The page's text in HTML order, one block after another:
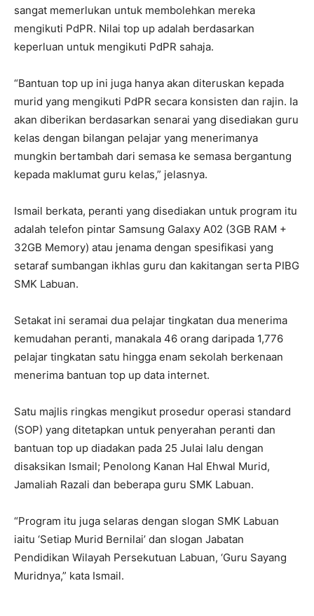
sangat memerlukan untuk membolehkan mereka
mengikuti PdPR. Nilai top up adalah berdasarkan
keperluan untuk mengikuti PdPR sahaja.
“Bantuan top up ini juga hanya akan diteruskan kepada
murid yang mengikuti PdPR secara konsisten dan rajin. Ia
akan diberikan berdasarkan senarai yang disediakan guru
kelas dengan bilangan pelajar yang menerimanya
mungkin bertambah dari semasa ke semasa bergantung
kepada maklumat guru kelas,” jelasnya.
Ismail berkata, peranti yang disediakan untuk program itu
adalah telefon pintar Samsung Galaxy A02 (3GB RAM +
32GB Memory) atau jenama dengan spesifikasi yang
setaraf sumbangan ikhlas guru dan kakitangan serta PIBG
SMK Labuan.
Setakat ini seramai dua pelajar tingkatan dua menerima
kemudahan peranti, manakala 46 orang daripada 1,776
pelajar tingkatan satu hingga enam sekolah berkenaan
menerima bantuan top up data internet.
Satu majlis ringkas mengikut prosedur operasi standard
(SOP) yang ditetapkan untuk penyerahan peranti dan
bantuan top up diadakan pada 25 Julai lalu dengan
disaksikan Ismail; Penolong Kanan Hal Ehwal Murid,
Jamaliah Razali dan beberapa guru SMK Labuan.
“Program itu juga selaras dengan slogan SMK Labuan
iaitu ‘Setiap Murid Bernilai’ dan slogan Jabatan
Pendidikan Wilayah Persekutuan Labuan, ‘Guru Sayang
Muridnya,” kata Ismail.